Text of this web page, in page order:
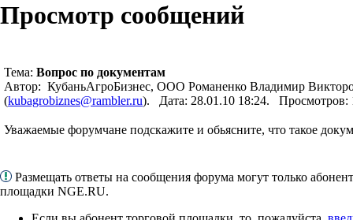
Просмотр сообщений
Тема: Вопрос по документам
Автор: КубаньАгроБизнес, ООО Романенко Владимир
(kubagrobiznes@rambler.ru). Дата: 28.01.10 18:24.
Уважаемые форумчане подскажите и обьясните, что такое
Размещать ответы на сообщения форума могут только
площадки NGE.RU.